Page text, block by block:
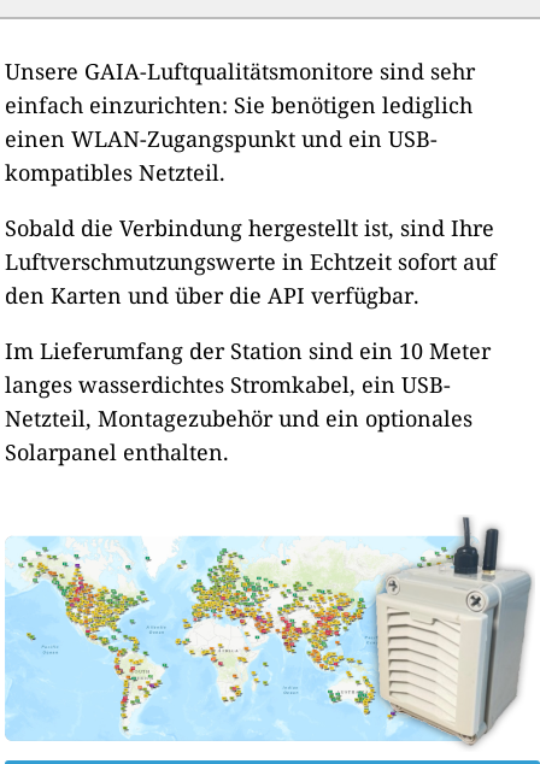
Unsere GAIA-Luftqualitätsmonitore sind sehr
einfach einzurichten: Sie benötigen lediglich
einen WLAN-Zugangspunkt und ein USB-
kompatibles Netzteil.
Sobald die Verbindung hergestellt ist, sind Ihre
Luftverschmutzungswerte in Echtzeit sofort auf
den Karten und über die API verfügbar.
Im Lieferumfang der Station sind ein 10 Meter
langes wasserdichtes Stromkabel, ein USB-
Netzteil, Montagezubehör und ein optionales
Solarpanel enthalten.